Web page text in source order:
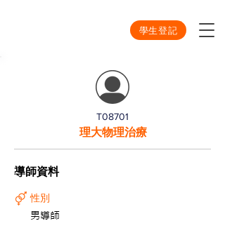
學生登記
T08701
理大物理治療
導師資料
性別
男導師